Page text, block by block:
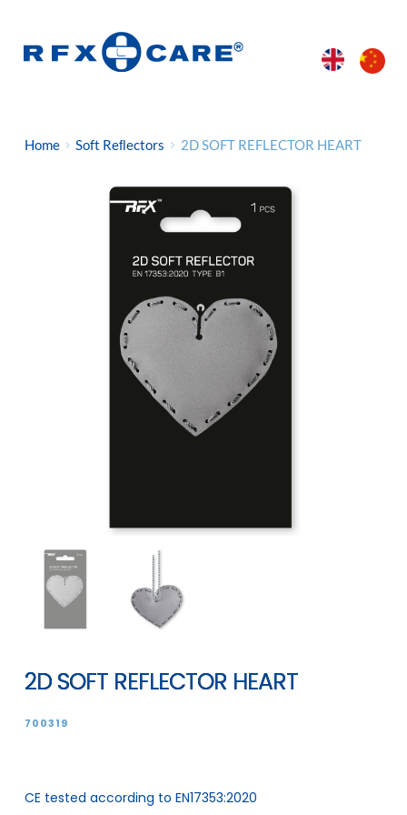
Home Soft Reﬂectors 2D SOFT REFLECTOR HEART
2D SOFT REFLECTOR HEART
700319
CE tested according to EN17353:2020